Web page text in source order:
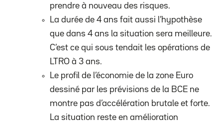
prendre à nouveau des risques.
La durée de 4 ans fait aussi l’hypothèse
que dans 4 ans la situation sera meilleure.
C’est ce qui sous tendait les opérations de
LTRO à 3 ans.
Le profil de l’économie de la zone Euro
dessiné par les prévisions de la BCE ne
montre pas d’accélération brutale et forte.
La situation reste en amélioration